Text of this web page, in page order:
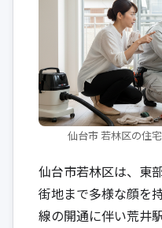
仙台市 若林区の住
仙台市若林区は、東
街地まで多様な顔を
線の開通に伴い荒井